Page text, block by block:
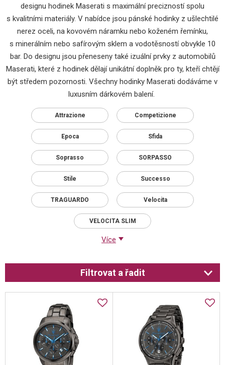
designu hodinek Maserati s maximální precizností spolu
s kvalitními materiály. V nabídce jsou pánské hodinky z ušlechtilé
nerez oceli, na kovovém náramku nebo koženém řemínku,
s minerálním nebo safírovým sklem a vodotěsností obvykle 10
bar. Do designu jsou přeneseny také izuální prvky z automobilů
Maserati, které z hodinek dělají unikátní doplněk pro ty, kteří chtějí
být středem pozornosti. Všechny hodinky Maserati dodáváme v
luxusním dárkovém balení.
Attrazione Competizione
Epoca Sfida
Soprasso SORPASSO
Stile Successo
TRAGUARDO Velocita
VELOCITA SLIM
Více
Filtrovat a řadit